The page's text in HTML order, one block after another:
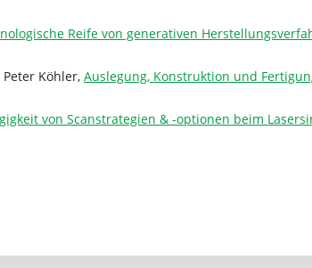
Reife von generativen
Peter Köhler,Auslegung, Konstruktion und
von Scanstrategien & -optionen beim